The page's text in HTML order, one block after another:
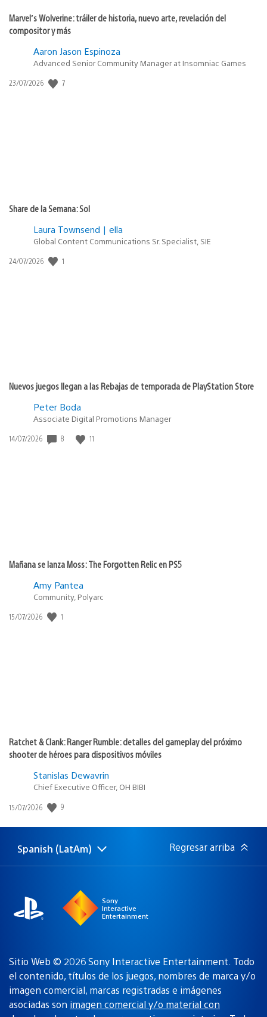
Marvel’s Wolverine: tráiler de historia, nuevo arte, revelación del
compositor y más
Aaron Jason Espinoza
Advanced Senior Community Manager at Insomniac Games
Fecha
23/07/2026 7
Share de la Semana: Sol
Laura Townsend | ella
Global Content Communications Sr. Specialist, SIE
Fecha
24/07/2026 1
Nuevos juegos llegan a las Rebajas de temporada de PlayStation Store
Peter Boda
Associate Digital Promotions Manager
Fecha
14/07/2026 8 11
Mañana se lanza Moss: The Forgotten Relic en PS5
Amy Pantea
Community, Polyarc
Fecha
15/07/2026 1
Ratchet & Clank: Ranger Rumble: detalles del gameplay del próximo
shooter de héroes para dispositivos móviles
Stanislas Dewavrin
Chief Executive Officer, OH BIBI
Fecha
publicación:
15/07/2026 9
Elige
Región
Spanish (LatAm) Regresar arriba
Sony
Interactive
Entertainment
Sitio Web © 2026 Sony Interactive Entertainment. Todo
el contenido, títulos de los juegos, nombres de marca y/o
imagen comercial, marcas registradas e imágenes
asociadas son imagen comercial y/o material con